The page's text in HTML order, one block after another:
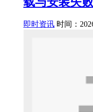
即时资讯 时间：